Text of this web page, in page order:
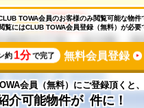
TOWA会員のお客様のみ閲覧可能な物件
覧にはCLUB TOWA会員登録（無料）が必要
約1分で完了 無料会員登録
会員（無料）にご登録頂くと、
介可能物件が 件に！